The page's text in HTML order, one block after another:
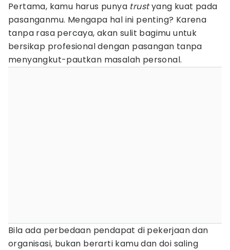
Pertama, kamu harus punya trustyang kuat pada
pasanganmu. Mengapa hal ini penting? Karena
tanpa rasa percaya, akan sulit bagimu untuk
bersikap profesional dengan pasangan tanpa
menyangkut-pautkan masalah personal.
Bila ada perbedaan pendapat di pekerjaan dan
organisasi, bukan berarti kamu dan doi saling